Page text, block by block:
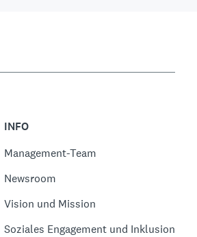
INFO
Management-Team
Newsroom
Vision und Mission
Soziales Engagement und Inklusion